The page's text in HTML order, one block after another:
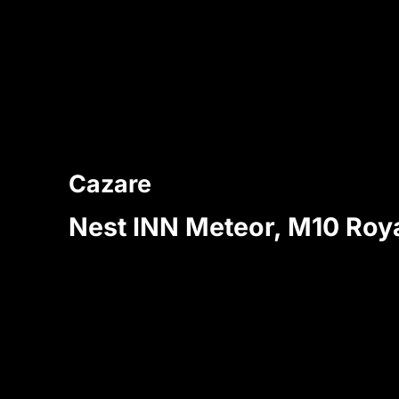
Cazare
Nest INN Meteor, M10